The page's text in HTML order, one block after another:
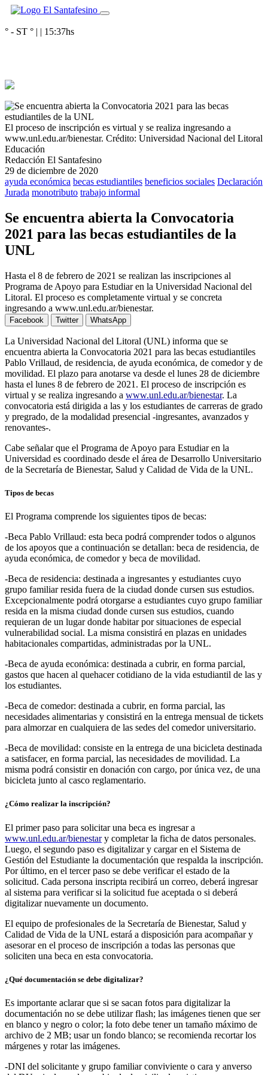
° - ST ° | | 15:37hs
El proceso de inscripción es virtual y se realiza ingresando a
www.unl.edu.ar/bienestar. Crédito: Universidad Nacional del Litoral
Educación
Redacción El Santafesino
29 de diciembre de 2020
ayuda económica becas estudiantiles beneficios sociales Declaración
Jurada monotributo trabajo informal
Se encuentra abierta la Convocatoria
2021 para las becas estudiantiles de la
UNL
Hasta el 8 de febrero de 2021 se realizan las inscripciones al
Programa de Apoyo para Estudiar en la Universidad Nacional del
Litoral. El proceso es completamente virtual y se concreta
ingresando a www.unl.edu.ar/bienestar.
Facebook Twitter WhatsApp
La Universidad Nacional del Litoral (UNL) informa que se
encuentra abierta la Convocatoria 2021 para las becas estudiantiles
Pablo Vrillaud, de residencia, de ayuda económica, de comedor y de
movilidad. El plazo para anotarse va desde el lunes 28 de diciembre
hasta el lunes 8 de febrero de 2021. El proceso de inscripción es
virtual y se realiza ingresando a www.unl.edu.ar/bienestar. La
convocatoria está dirigida a las y los estudiantes de carreras de grado
y pregrado, de la modalidad presencial -ingresantes, avanzados y
renovantes-.
Cabe señalar que el Programa de Apoyo para Estudiar en la
Universidad es coordinado desde el área de Desarrollo Universitario
de la Secretaría de Bienestar, Salud y Calidad de Vida de la UNL.
Tipos de becas
El Programa comprende los siguientes tipos de becas:
-Beca Pablo Vrillaud: esta beca podrá comprender todos o algunos
de los apoyos que a continuación se detallan: beca de residencia, de
ayuda económica, de comedor y beca de movilidad.
-Beca de residencia: destinada a ingresantes y estudiantes cuyo
grupo familiar resida fuera de la ciudad donde cursen sus estudios.
Excepcionalmente podrá otorgarse a estudiantes cuyo grupo familiar
resida en la misma ciudad donde cursen sus estudios, cuando
requieran de un lugar donde habitar por situaciones de especial
vulnerabilidad social. La misma consistirá en plazas en unidades
habitacionales compartidas, administradas por la UNL.
-Beca de ayuda económica: destinada a cubrir, en forma parcial,
gastos que hacen al quehacer cotidiano de la vida estudiantil de las y
los estudiantes.
-Beca de comedor: destinada a cubrir, en forma parcial, las
necesidades alimentarias y consistirá en la entrega mensual de tickets
para almorzar en cualquiera de las sedes del comedor universitario.
-Beca de movilidad: consiste en la entrega de una bicicleta destinada
a satisfacer, en forma parcial, las necesidades de movilidad. La
misma podrá consistir en donación con cargo, por única vez, de una
bicicleta junto al casco reglamentario.
¿Cómo realizar la inscripción?
El primer paso para solicitar una beca es ingresar a
www.unl.edu.ar/bienestary completar la ficha de datos personales.
Luego, el segundo paso es digitalizar y cargar en el Sistema de
Gestión del Estudiante la documentación que respalda la inscripción.
Por último, en el tercer paso se debe verificar el estado de la
solicitud. Cada persona inscripta recibirá un correo, deberá ingresar
al sistema para verificar si la solicitud fue aceptada o si deberá
digitalizar nuevamente un documento.
El equipo de profesionales de la Secretaría de Bienestar, Salud y
Calidad de Vida de la UNL estará a disposición para acompañar y
asesorar en el proceso de inscripción a todas las personas que
soliciten una beca en esta convocatoria.
¿Qué documentación se debe digitalizar?
Es importante aclarar que si se sacan fotos para digitalizar la
documentación no se debe utilizar flash; las imágenes tienen que ser
en blanco y negro o color; la foto debe tener un tamaño máximo de
archivo de 2 MB; usar un fondo blanco; se recomienda recortar los
márgenes y rotar las imágenes.
-DNI del solicitante y grupo familiar conviviente o cara y anverso